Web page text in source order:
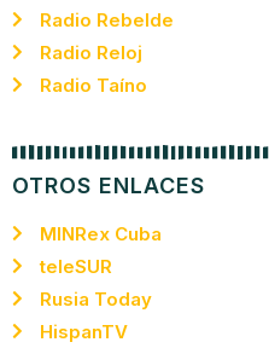
Radio Rebelde
Radio Reloj
Radio Taíno
OTROS ENLACES
MINRex Cuba
teleSUR
Rusia Today
HispanTV